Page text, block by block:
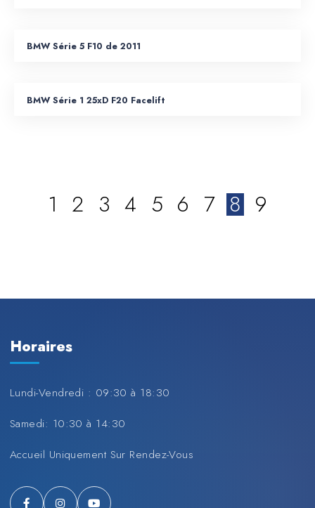
BMW Série 5 F10 de 2011
BMW Série 1 25xD F20 Facelift
1 2 3 4 5 6 7 8 9
Horaires
Lundi-Vendredi : 09:30 à 18:30
Samedi: 10:30 à 14:30
Accueil Uniquement Sur Rendez-Vous